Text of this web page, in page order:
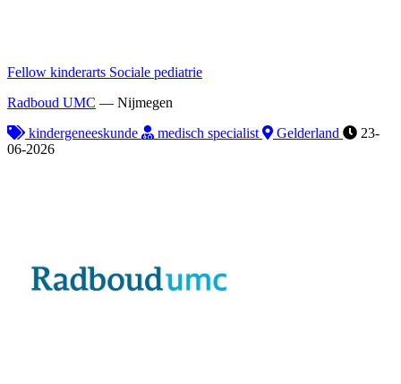
Fellow kinderarts Sociale pediatrie
Radboud UMC — Nijmegen
kindergeneeskunde
medisch specialist Gelderland
23-
06-2026